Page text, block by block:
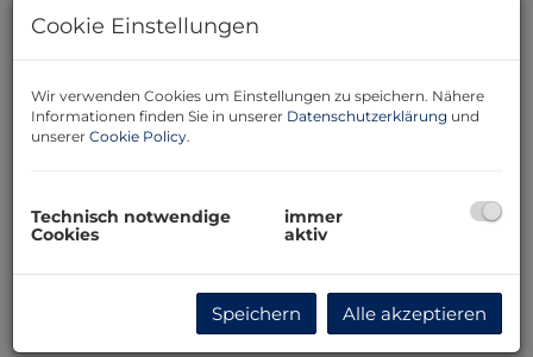
Wir sind exklusiv mit der Vermarktung von diesem
großartigen Gewerbegrundstück beauftragt.
Breiten Sie sich und Ihre Firma auf~ 8300m²aus. Und
allerbester Werbelage.
Auffahrt zu A3 und S31 in etwa 3 min - zur B50 etwa 5
Cookie Einstellungen
Wir verwenden Cookies um Einstellungen zu speichern. Nähere
Informationen finden Sie in unserer Datenschutzerklärung und
unserer Cookie Policy.
Technisch notwendige
Cookies
immer
aktiv
Speichern Alle akzeptieren